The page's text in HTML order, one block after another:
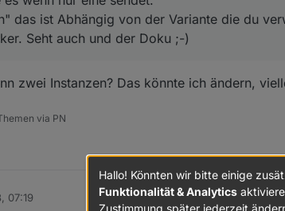
das ist Abhängig von der Variante die du
Seht auch und der Doku ;-)
zwei Instanzen? Das könnte ich ändern,
via PN
07:19
Hallo! Könnten wir bitte einige
Funktionalität & Analytics
Zustimmung später jederzeit